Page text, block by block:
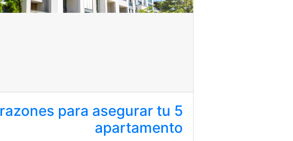
5 razones para asegurar tu
apartamento